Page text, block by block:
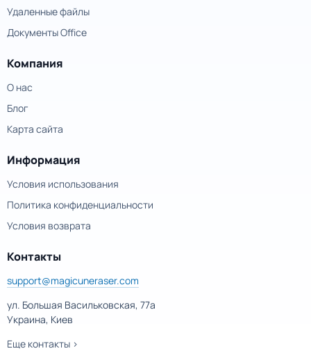
Удаленные файлы
Документы Office
Компания
О нас
Блог
Карта сайта
Информация
Условия использования
Политика конфиденциальности
Условия возврата
Контакты
support@magicuneraser.com
ул. Большая Васильковская, 77а
Украина, Киев
Еще контакты >